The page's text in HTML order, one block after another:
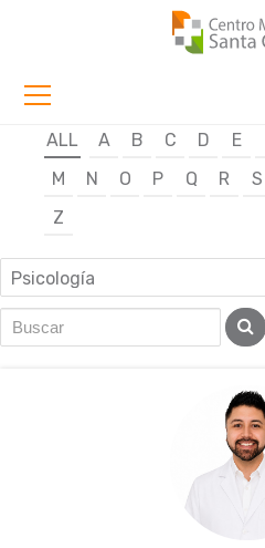
ALL A B C D E
M
N O P Q R S
Z